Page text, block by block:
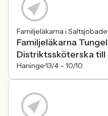
Familjeläkarna i
Familjeläkarna
Distriktssköterska till
Haninge13/4 – 10/10